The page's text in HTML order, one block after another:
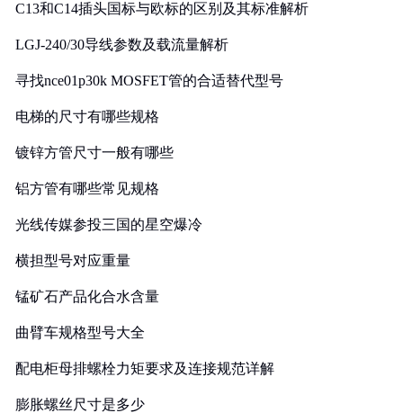
C13和C14插头国标与欧标的区别及其标准解析
LGJ-240/30导线参数及载流量解析
寻找nce01p30k MOSFET管的合适替代型号
电梯的尺寸有哪些规格
镀锌方管尺寸一般有哪些
铝方管有哪些常见规格
光线传媒参投三国的星空爆冷
横担型号对应重量
锰矿石产品化合水含量
曲臂车规格型号大全
配电柜母排螺栓力矩要求及连接规范详解
膨胀螺丝尺寸是多少